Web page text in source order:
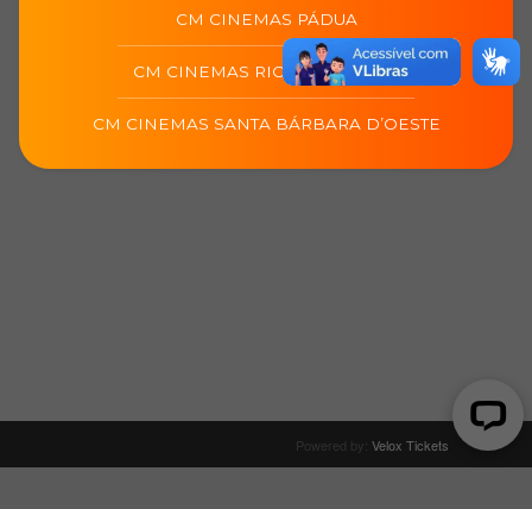
CM CINEMAS PÁDUA
CM CINEMAS RIO DAS OSTRAS
CM CINEMAS SANTA BÁRBARA D’OESTE